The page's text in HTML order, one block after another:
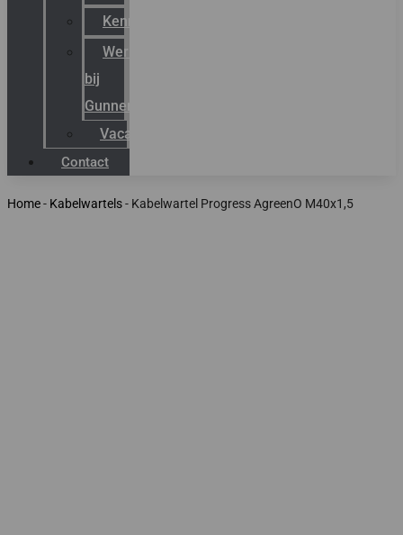
Kenniscentrum
Werken
bij
Gunneman
Vacatures
Contact
Home- Kabelwartels- Kabelwartel Progress AgreenO M40x1,5